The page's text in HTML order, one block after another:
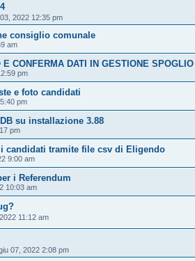
2022 12:35 pm
consiglio comunale
am
E CONFERMA DATI IN GESTIONE SPOGLIO
pm
e foto candidati
pm
su installazione 3.88
pm
candidati tramite file csv di Eligendo
9:00 am
i Referendum
10:03 am
11:12 am
07, 2022 2:08 pm